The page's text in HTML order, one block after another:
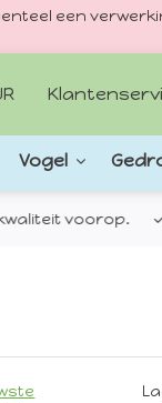
een
Vogel
voorop.